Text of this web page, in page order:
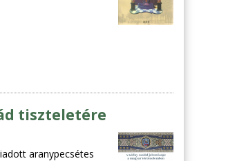
tiszteletére
aranypecsétes